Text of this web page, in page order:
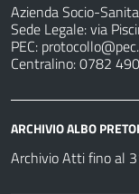
Azienda Socio-
Sede Legale: via
PEC:
Centralino: 0782
ARCHIVIO ALBO
Archivio Atti fino al